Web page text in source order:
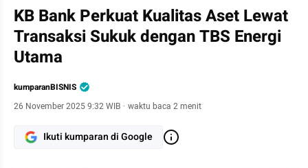
KB Bank Perkuat Kualitas Aset Lewat
Transaksi Sukuk dengan TBS Energi
Utama
kumparanBISNIS
26 November 2025 9:32 WIB · waktu baca 2 menit
Ikuti kumparan di Google